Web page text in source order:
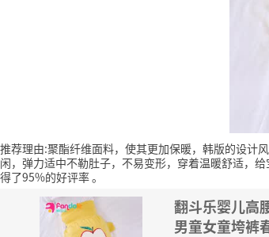
推荐理由:聚酯纤维面料，使其更加保暖，韩版的设计
闲，弹力适中不勒肚子，不易变形，穿着温暖舒适，给
得了95%的好评率。
翻斗乐婴儿高
男童女童垮裤